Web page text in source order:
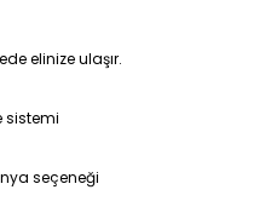
elinize ulaşır.
sistemi
seçeneği